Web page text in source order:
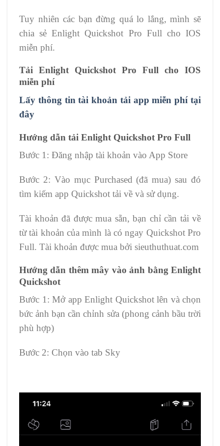
Tuy nhiên các bạn đừng quá lo lắng, mình sẽ
chia sẻ Enlight Quickshot Pro Full cho IOS
miễn phí.
Tải Enlight Quickshot Pro Full cho IOS
miễn phí
Lấy thông tin tài khoản tải app miễn phí tại
đây
Hướng dẫn tải Enlight Quickshot Pro Full
Bước 1: Đăng nhập tài khoản vào App Store
Bước 2: Vào mục Purchased (đã mua) sau đó
tìm kiếm app Quickshot tải về và sử dụng.
Tài khoản đã được mua sẵn, bạn chỉ cần tải về
từ tài khoản của mình là có ngay Quickshot Pro
Full. Tài khoản được mua bởi sieuthuthuat.com
Hướng dẫn thêm mây vào ảnh bằng Enlight
Quickshot
Bước 1: Mở app Enlight Quickshot lên và chọn
bức ảnh bạn cần chỉnh sửa (phong cảnh bầu trời
phù hợp)
Bước 2: Chọn vào tab Sky